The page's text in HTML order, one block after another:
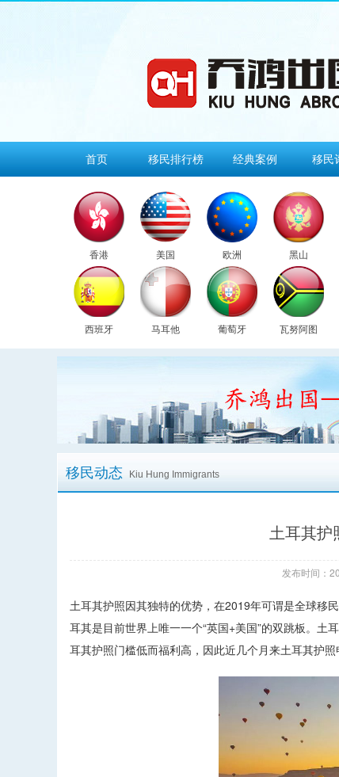
首页 移民排行榜 经典案例 移民
香港 美国 欧洲 黑山
西班牙 马耳他 葡萄牙 瓦努阿图
移民动态 Kiu Hung Immigrants
土耳其护
发布时间：
土耳其护照因其独特的优势，在2019年可谓是全球移
耳其是目前世界上唯一一个“英国+美国”的双跳板。
耳其护照门槛低而福利高，因此近几个月来土耳其护照